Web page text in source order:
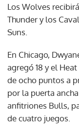
Los Wolves
Thunder y los
Suns.
En Chicago,
agregó 18 y el
de ocho puntos a
por la puerta
anfitriones Bulls,
de cuatro juegos.